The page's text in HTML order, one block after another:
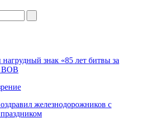
знак «85 лет битвы за
ВОВ
железнодорожников с